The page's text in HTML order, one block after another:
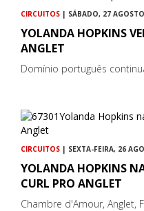
CIRCUITOS | SÁBADO, 27
YOLANDA HOPKINS
ANGLET
Domínio português
CIRCUITOS | SEXTA-FEIRA, 26
YOLANDA HOPKINS
CURL PRO ANGLET
Chambre d'Amour, Anglet,